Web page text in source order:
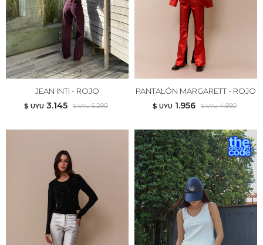
JEAN INTI - ROJO
$ UYU 3.145 $ UYU 6.290
PANTALÓN MARGARETT - ROJO
$ UYU 1.956 $ UYU 4.890